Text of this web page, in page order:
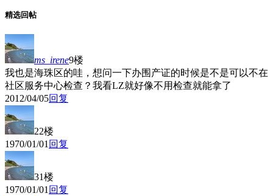
精选回帖
ms_irene9楼
我也是海珠区的哇，想问一下办围产证的时候是不是可以不在
社区服务中心检查？我看LZ就好像不用检查就能拿了
2012/04/05回复
22楼
1970/01/01 回复
31楼
1970/01/01 回复